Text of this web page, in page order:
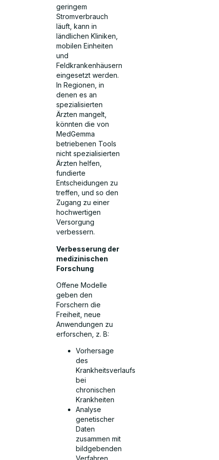
geringem
Stromverbrauch
läuft, kann in
ländlichen Kliniken,
mobilen Einheiten
und
Feldkrankenhäusern
eingesetzt werden.
In Regionen, in
denen es an
spezialisierten
Ärzten mangelt,
könnten die von
MedGemma
betriebenen Tools
nicht spezialisierten
Ärzten helfen,
fundierte
Entscheidungen zu
treffen, und so den
Zugang zu einer
hochwertigen
Versorgung
verbessern.
Verbesserung der
medizinischen
Forschung
Offene Modelle
geben den
Forschern die
Freiheit, neue
Anwendungen zu
erforschen, z. B:
Vorhersage
des
Krankheitsverlaufs
bei
chronischen
Krankheiten
Analyse
genetischer
Daten
zusammen mit
bildgebenden